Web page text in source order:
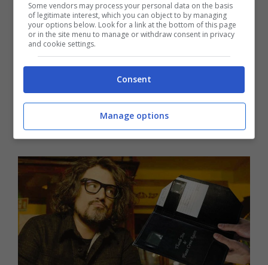
“Non tutti resistono”, 4 Ristoranti:
Borghese lo confessa, cosa accade
dopo il programma
Some vendors may process your personal data on the basis
of legitimate interest, which you can object to by managing
your options below. Look for a link at the bottom of this page
or in the site menu to manage or withdraw consent in privacy
and cookie settings.
Consent
Manage options